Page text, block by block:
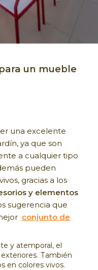
un mueble
una excelente
ya que son
a cualquier tipo
pueden
gracias a los
y elementos
sugerencia que
conjunto de
y atemporal, el
También
en colores vivos.